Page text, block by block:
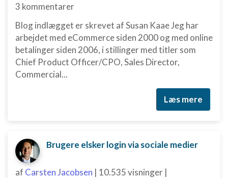
3 kommentarer
Blog indlægget er skrevet af Susan Kaae Jeg har
arbejdet med eCommerce siden 2000 og med online
betalinger siden 2006, i stillinger med titler som
Chief Product Officer/CPO, Sales Director,
Commercial...
Læs mere
Brugere elsker login via sociale medier
af Carsten Jacobsen | 10.535 visninger |